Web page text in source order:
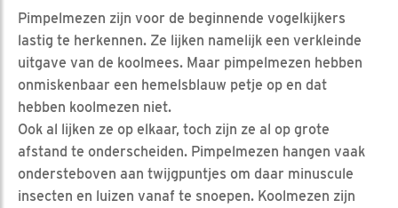
Pimpelmezen zijn voor de beginnende vogelkijkers
lastig te herkennen. Ze lijken namelijk een verkleinde
uitgave van de koolmees. Maar pimpelmezen hebben
onmiskenbaar een hemelsblauw petje op en dat
hebben koolmezen niet.
Ook al lijken ze op elkaar, toch zijn ze al op grote
afstand te onderscheiden. Pimpelmezen hangen vaak
ondersteboven aan twijgpuntjes om daar minuscule
insecten en luizen vanaf te snoepen. Koolmezen zijn